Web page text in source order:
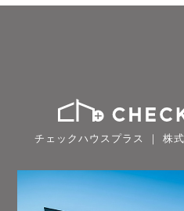
チェックハウスプラス ｜ 株